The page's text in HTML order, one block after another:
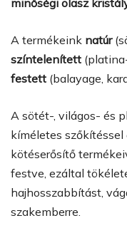
A termékeink natúr
színtelenített
festett (balayage,
A sötét-, világos- és
kíméletes szőkítéssel
kötéserősítő
festve, ezáltal
hajhosszabbítást,
szakemberre.